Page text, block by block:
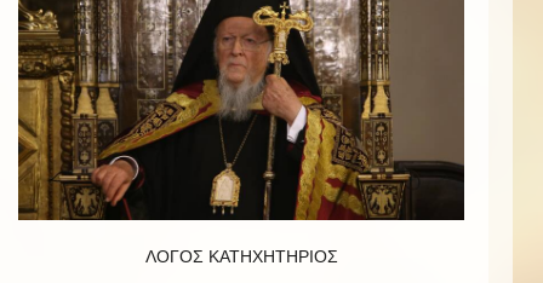
ΛΟΓΟΣ ΚΑΤΗΧΗΤΗΡΙΟΣ